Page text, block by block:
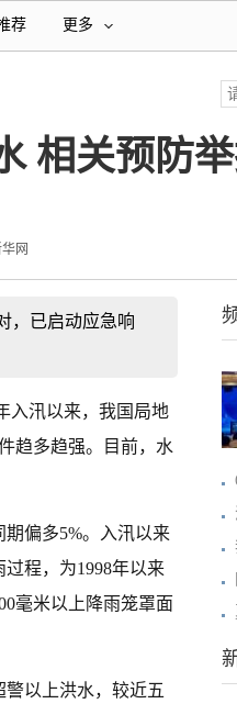
荐 更多
相关预防
网
，已启动应急响
入汛以来，我国局地
趋多趋强。目前，水
偏多5%。入汛以来
程，为1998年以来
毫米以上降雨笼罩面
以上洪水，较近五